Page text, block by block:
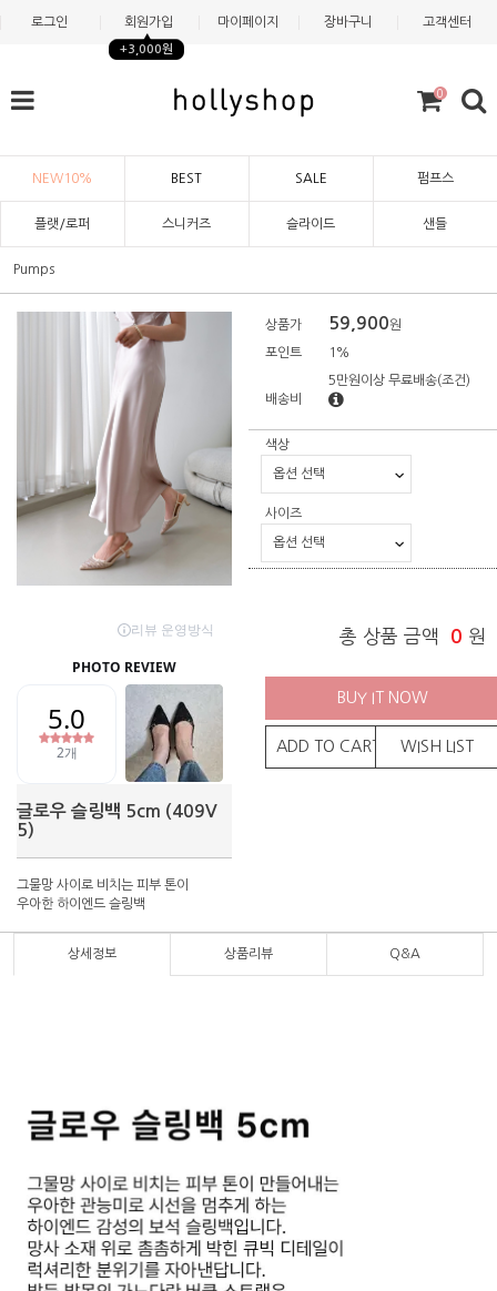
로그인 회원가입
+3,000원
마이페이지 장바구니 고객센터
0
NEW10% BEST SALE 펌프스
플랫/로퍼 스니커즈 슬라이드 샌들
Pumps
글로우 슬링백 5cm (409V
5)
그물망 사이로 비치는 피부 톤이
우아한 하이엔드 슬링백
상품가 59,900원
포인트 1%
배송비
5만원이상 무료배송(조건)
색상
사이즈
총 상품 금액 0 원
BUY IT NOW
ADD TO CART WISH LIST
상세정보 상품리뷰 Q&A